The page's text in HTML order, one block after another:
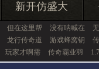
新开仿盛大
但在这里帮 没有呐喊在
龙行传奇道 游戏蜂窝钥
玩家才啊需 传奇霸业羽